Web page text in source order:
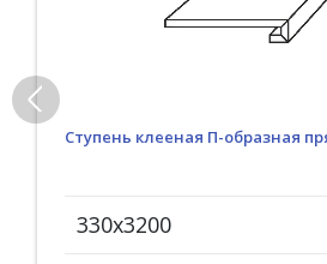
Ступень клееная П-образная
330x3200